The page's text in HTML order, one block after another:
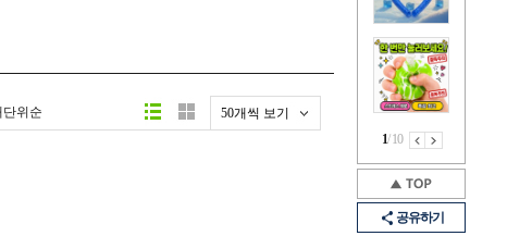
1/10
공유하기
단위순 50개씩 보기